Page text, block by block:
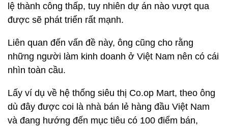
lệ thành công thấp, tuy nhiên dự án nào vượt qua
được sẽ phát triển rất mạnh.
Liên quan đến vấn đề này, ông cũng cho rằng
những người làm kinh doanh ở Việt Nam nên có cái
nhìn toàn cầu.
Lấy ví dụ về hệ thống siêu thị Co.op Mart, theo ông
dù đây được coi là nhà bán lẻ hàng đầu Việt Nam
và đang hướng đến mục tiêu có 100 điểm bán,